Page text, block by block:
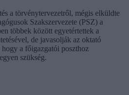
a törvénytervezetről, mégis elküldte
Szakszervezete (PSZ) a
többek között egyetértettek a
de javasolják az oktató
hogy a főigazgatói poszthoz
szükség.